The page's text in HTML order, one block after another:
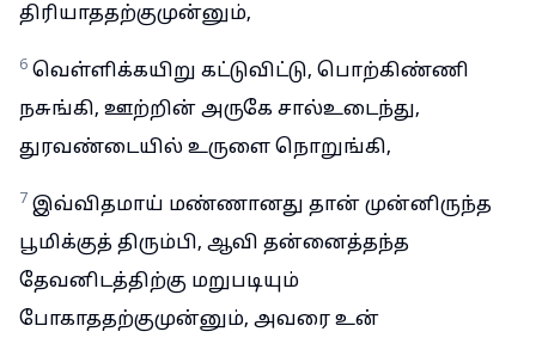
திரியாததற்குமுன்னும்,
6 வெள்ளிக்கயிறு கட்டுவிட்டு, பொற்கிண்ணி
நசுங்கி, ஊற்றின் அருகே சால்உடைந்து,
துரவண்டையில் உருளை நொறுங்கி,
7 இவ்விதமாய் மண்ணானது தான் முன்னிருந்த
பூமிக்குத் திரும்பி, ஆவி தன்னைத்தந்த
தேவனிடத்திற்கு மறுபடியும்
போகாததற்குமுன்னும், அவரை உன்